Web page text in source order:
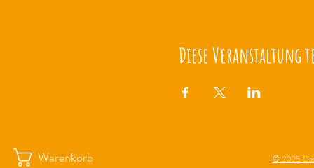
Diese Veranstaltung
Warenkorb © 2025